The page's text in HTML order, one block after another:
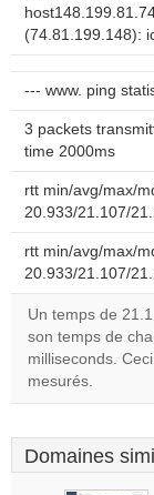
(74.81.199.148):
--- www. ping
3 packets
time 2000ms
rtt min/avg/max/
20.933/21.107/
rtt min/avg/max/
20.933/21.107/
Un temps de
son temps de
milliseconds.
mesurés.
Domaines